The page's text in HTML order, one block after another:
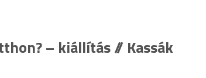
– kiállítás// Kassák